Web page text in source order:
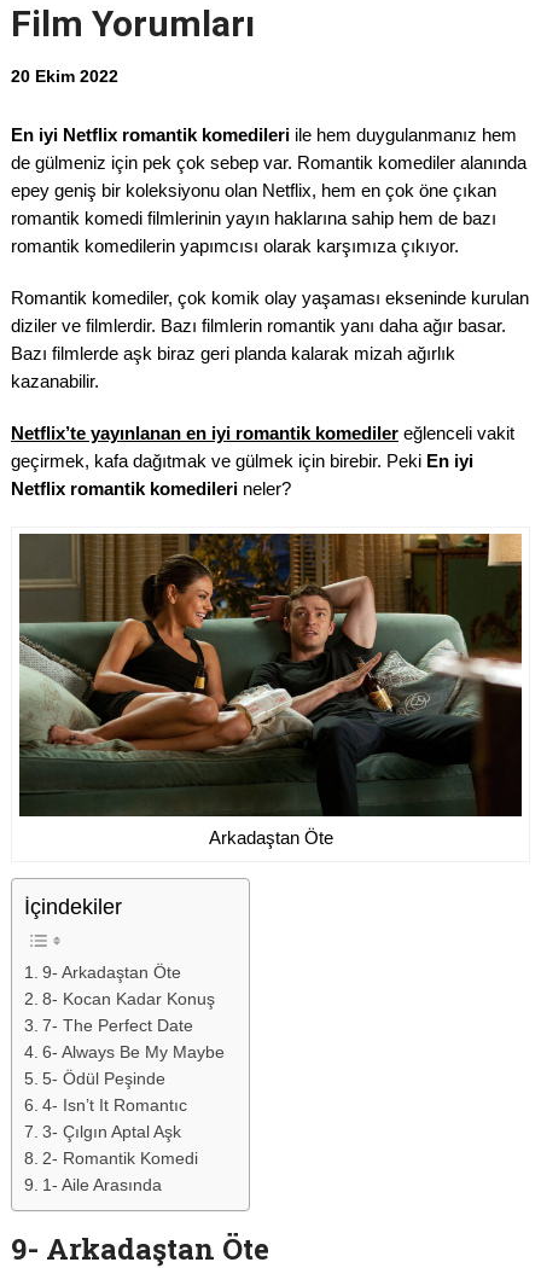
Film Yorumları
20 Ekim 2022
En iyi Netflix romantik komedileri ile hem duygulanmanız hem
de gülmeniz için pek çok sebep var. Romantik komediler alanında
epey geniş bir koleksiyonu olan Netflix, hem en çok öne çıkan
romantik komedi filmlerinin yayın haklarına sahip hem de bazı
romantik komedilerin yapımcısı olarak karşımıza çıkıyor.
Romantik komediler, çok komik olay yaşaması ekseninde kurulan
diziler ve filmlerdir. Bazı filmlerin romantik yanı daha ağır basar.
Bazı filmlerde aşk biraz geri planda kalarak mizah ağırlık
kazanabilir.
Netflix’te yayınlanan en iyi romantik komedilereğlenceli vakit
geçirmek, kafa dağıtmak ve gülmek için birebir. Peki En iyi
Netflix romantik komedileri neler?
Arkadaştan Öte
İçindekiler
9- Arkadaştan Öte
8- Kocan Kadar Konuş
7- The Perfect Date
6- Always Be My Maybe
5- Ödül Peşinde
4- Isn’t It Romantıc
3- Çılgın Aptal Aşk
2- Romantik Komedi
1- Aile Arasında
9- Arkadaştan Öte